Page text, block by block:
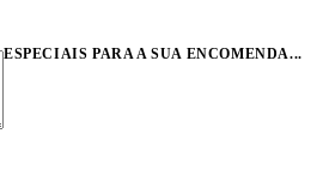
PARA A SUA ENCOMENDA...